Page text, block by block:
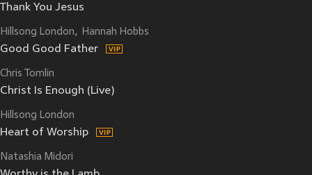
Thank You Jesus
Hillsong London Hannah Hobbs
Good Good Father
Chris Tomlin
Christ Is Enough (Live)
Hillsong London
Heart of Worship
Natashia Midori